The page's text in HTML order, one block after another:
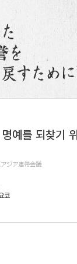
예를 되찾기 위
アジア連帯会議
코